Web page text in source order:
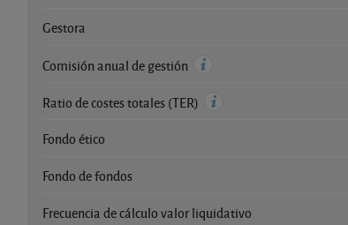
Gestora
Comisión anual de gestión
Ratio de costes totales (TER)
Fondo ético
Fondo de fondos
Frecuencia de cálculo valor liquidativo